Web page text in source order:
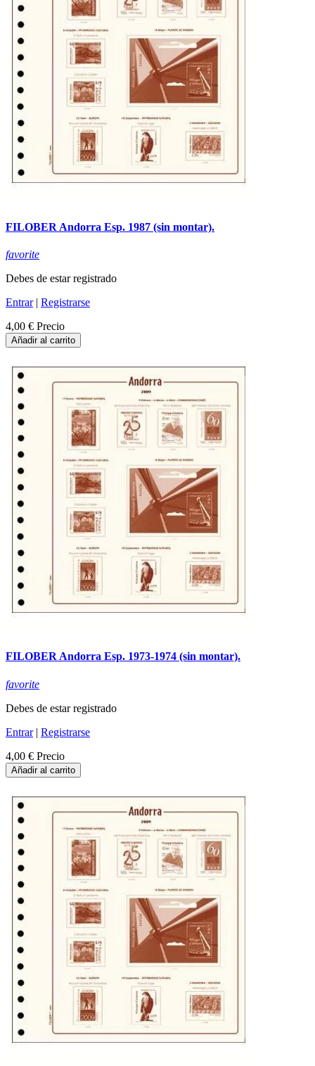
FILOBER Andorra Esp. 1987 (sin montar).
favorite
Debes de estar registrado
Entrar| Registrarse
4,00 € Precio
Añadir al carrito
FILOBER Andorra Esp. 1973-1974 (sin montar).
favorite
Debes de estar registrado
Entrar| Registrarse
4,00 € Precio
Añadir al carrito